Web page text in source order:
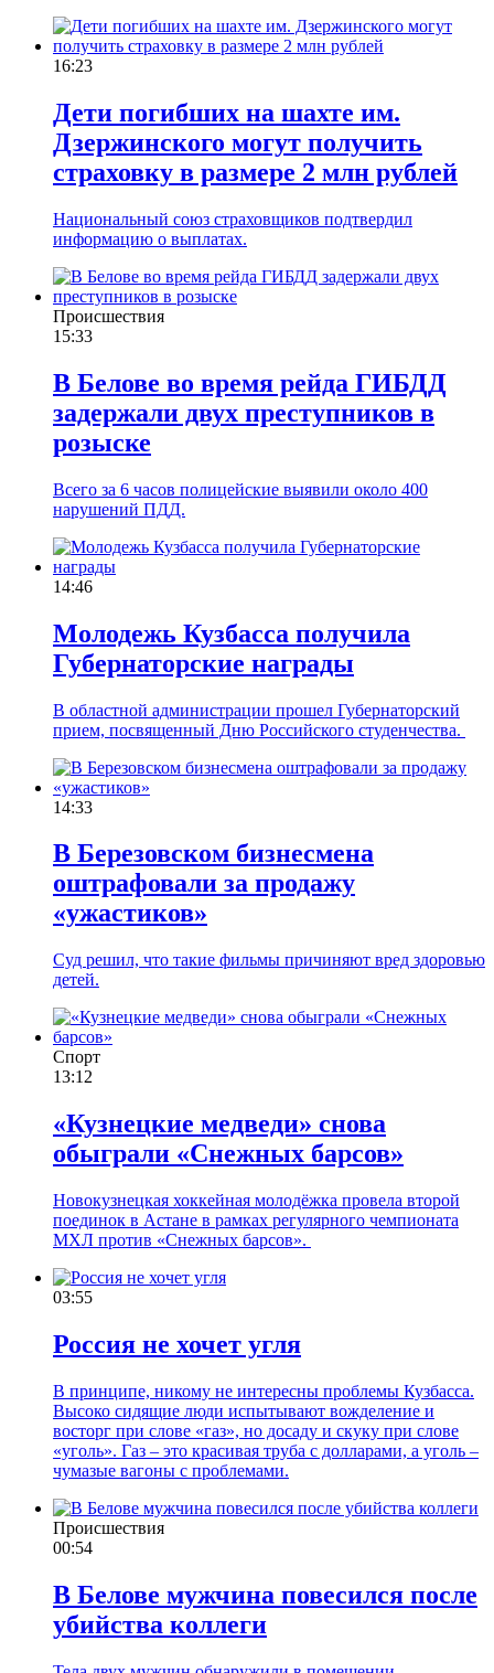
16:23
Дети погибших на шахте им.
Дзержинского могут получить
страховку в размере 2 млн рублей
Национальный союз страховщиков подтвердил
информацию о выплатах.
Происшествия
15:33
В Белове во время рейда ГИБДД
задержали двух преступников в
розыске
Всего за 6 часов полицейские выявили около 400
нарушений ПДД.
14:46
Молодежь Кузбасса получила
Губернаторские награды
В областной администрации прошел Губернаторский
прием, посвященный Дню Российского студенчества.
14:33
В Березовском бизнесмена
оштрафовали за продажу
«ужастиков»
Суд решил, что такие фильмы причиняют вред здоровью
детей.
Спорт
13:12
«Кузнецкие медведи» снова
обыграли «Снежных барсов»
Новокузнецкая хоккейная молодёжка провела второй
поединок в Астане в рамках регулярного чемпионата
МХЛ против «Снежных барсов».
03:55
Россия не хочет угля
В принципе, никому не интересны проблемы Кузбасса.
Высоко сидящие люди испытывают вожделение и
восторг при слове «газ», но досаду и скуку при слове
«уголь». Газ – это красивая труба с долларами, а уголь –
чумазые вагоны с проблемами.
Происшествия
00:54
В Белове мужчина повесился после
убийства коллеги